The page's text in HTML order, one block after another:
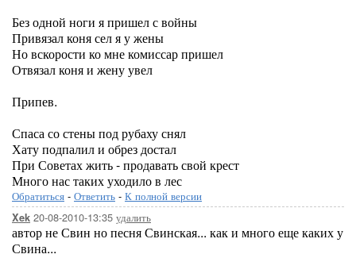
Без одной ноги я пришел с войны
Привязал коня сел я у жены
Но вскорости ко мне комиссар пришел
Отвязал коня и жену увел
Припев.
Спаса со стены под рубаху снял
Хату подпалил и обрез достал
При Советах жить - продавать свой крест
Много нас таких уходило в лес
Обратиться - Ответить - К полной версии
Xek 20-08-2010-13:35 удалить
автор не Свин но песня Свинская... как и много еще каких у
Свина...